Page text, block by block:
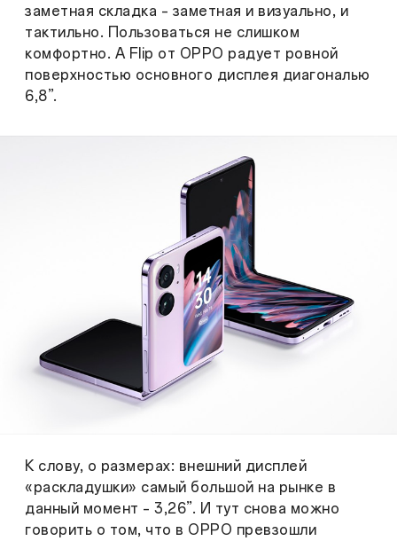
заметная складка – заметная и визуально, и
тактильно. Пользоваться не слишком
комфортно. А Flip от OPPO радует ровной
поверхностью основного дисплея диагональю
6,8”.
К слову, о размерах: внешний дисплей
«раскладушки» самый большой на рынке в
данный момент – 3,26”. И тут снова можно
говорить о том, что в OPPO превзошли